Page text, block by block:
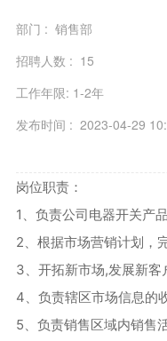
部门 : 销售部
招聘人数 : 15
工作年限: 1-2年
发布时间 : 2023-04-29
岗位职责：
1、负责公司电器开关产
2、根据市场营销计划，
3、开拓新市场,发展新客
4、负责辖区市场信息的
5、负责销售区域内销售